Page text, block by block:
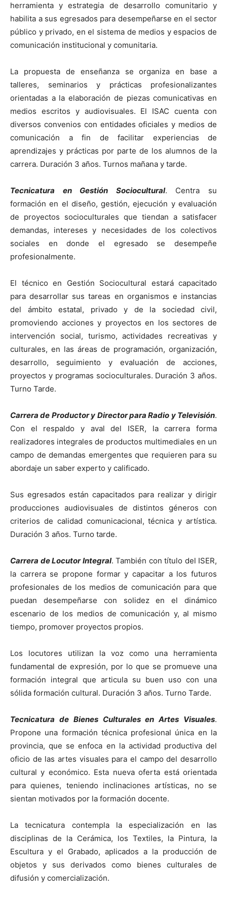
herramienta y estrategia de desarrollo comunitario y
habilita a sus egresados para desempeñarse en el sector
público y privado, en el sistema de medios y espacios de
comunicación institucional y comunitaria.
La propuesta de enseñanza se organiza en base a
talleres, seminarios y prácticas profesionalizantes
orientadas a la elaboración de piezas comunicativas en
medios escritos y audiovisuales. El ISAC cuenta con
diversos convenios con entidades oficiales y medios de
comunicación a fin de facilitar experiencias de
aprendizajes y prácticas por parte de los alumnos de la
carrera. Duración 3 años. Turnos mañana y tarde.
Tecnicatura en Gestión Sociocultural. Centra su
formación en el diseño, gestión, ejecución y evaluación
de proyectos socioculturales que tiendan a satisfacer
demandas, intereses y necesidades de los colectivos
sociales en donde el egresado se desempeñe
profesionalmente.
El técnico en Gestión Sociocultural estará capacitado
para desarrollar sus tareas en organismos e instancias
del ámbito estatal, privado y de la sociedad civil,
promoviendo acciones y proyectos en los sectores de
intervención social, turismo, actividades recreativas y
culturales, en las áreas de programación, organización,
desarrollo, seguimiento y evaluación de acciones,
proyectos y programas socioculturales. Duración 3 años.
Turno Tarde.
Carrera de Productor y Director para Radio y Televisión.
Con el respaldo y aval del ISER, la carrera forma
realizadores integrales de productos multimediales en un
campo de demandas emergentes que requieren para su
abordaje un saber experto y calificado.
Sus egresados están capacitados para realizar y dirigir
producciones audiovisuales de distintos géneros con
criterios de calidad comunicacional, técnica y artística.
Duración 3 años. Turno tarde.
Carrera de Locutor Integral. También con título del ISER,
la carrera se propone formar y capacitar a los futuros
profesionales de los medios de comunicación para que
puedan desempeñarse con solidez en el dinámico
escenario de los medios de comunicación y, al mismo
tiempo, promover proyectos propios.
Los locutores utilizan la voz como una herramienta
fundamental de expresión, por lo que se promueve una
formación integral que articula su buen uso con una
sólida formación cultural. Duración 3 años. Turno Tarde.
Tecnicatura de Bienes Culturales en Artes Visuales.
Propone una formación técnica profesional única en la
provincia, que se enfoca en la actividad productiva del
oficio de las artes visuales para el campo del desarrollo
cultural y económico. Esta nueva oferta está orientada
para quienes, teniendo inclinaciones artísticas, no se
sientan motivados por la formación docente.
La tecnicatura contempla la especialización en las
disciplinas de la Cerámica, los Textiles, la Pintura, la
Escultura y el Grabado, aplicados a la producción de
objetos y sus derivados como bienes culturales de
difusión y comercialización.